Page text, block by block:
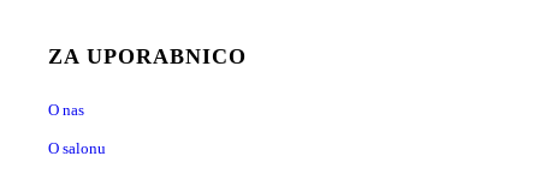
ZA UPORABNICO
O nas
O salonu